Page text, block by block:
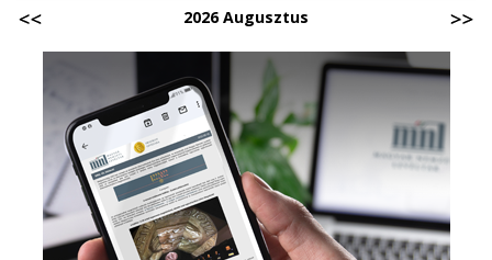
2026 Augusztus